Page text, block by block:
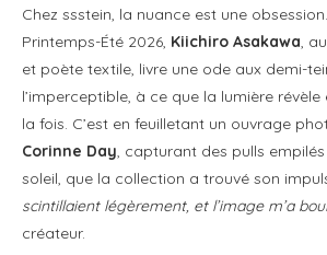
Chez ssstein, la nuance est une
Printemps-Été 2026, Kiichiro Asakawa,
et poète textile, livre une ode aux demi-
l’imperceptible, à ce que la lumière
la fois. C’est en feuilletant un ouvrage
Corinne Day, capturant des pulls
soleil, que la collection a trouvé son
scintillaient légèrement, et l’image m’a
créateur.